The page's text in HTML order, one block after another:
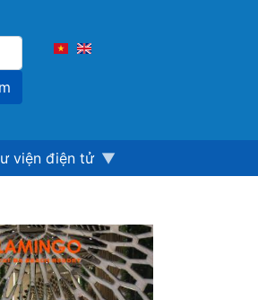
kiếm
viện điện tử